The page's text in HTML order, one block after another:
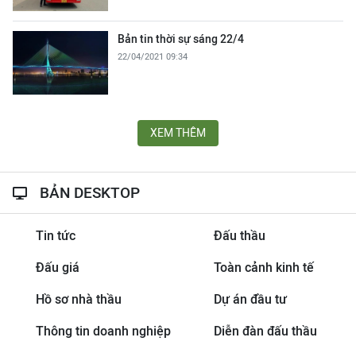
Bản tin thời sự sáng 22/4
22/04/2021 09:34
XEM THÊM
BẢN DESKTOP
Tin tức Đấu thầu
Đấu giá Toàn cảnh kinh tế
Hồ sơ nhà thầu Dự án đầu tư
Thông tin doanh nghiệp Diễn đàn đấu thầu